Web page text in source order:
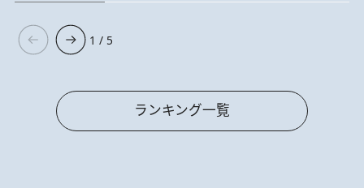
1 / 5
ランキング一覧